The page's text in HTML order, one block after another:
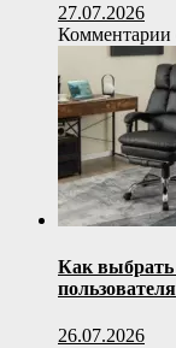
27.07.2026
Комментарии
Как выбрать
пользователя
26.07.2026